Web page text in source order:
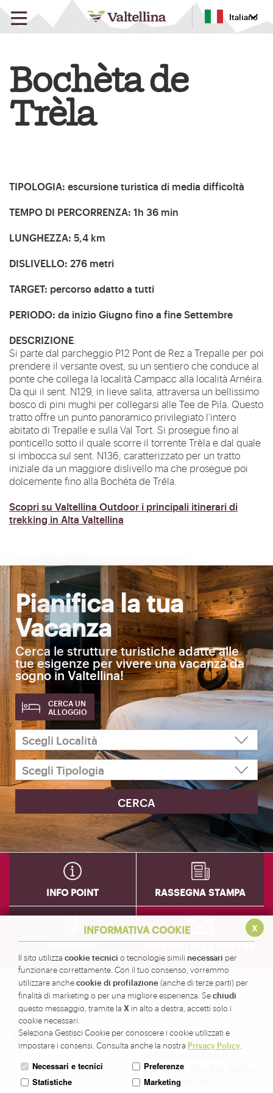
x
INFORMATIVA COOKIE
Il sito utilizza cookie tecnici o tecnologie simili necessari per
funzionare correttamente. Con il tuo consenso, vorremmo
utilizzare anchecookie di profilazione (anche di terze parti) per
finalità di marketing o per una migliore esperienza. Sechiudi
questo messaggio, tramite la X in alto a destra, accetti solo i
cookie necessari.
Seleziona Gestisci Cookie per conoscere i cookie utilizzati e
impostare i consensi. Consulta anche la nostra Privacy Policy
Necessari e tecnici
Preferenze
Statistiche
Marketing
Italiano
Bochèta de
Trèla
TIPOLOGIA: escursione turistica di media difficoltà
TEMPO DI PERCORRENZA: 1h 36 min
LUNGHEZZA: 5,4 km
DISLIVELLO: 276 metri
TARGET: percorso adatto a tutti
PERIODO: da inizio Giugno fino a fine Settembre
DESCRIZIONE:
Si parte dal parcheggio P12 Pont de Rez a Trepalle per poi
prendere il versante ovest, su un sentiero che conduce al
ponte che collega la località Campacc alla località Arnéira.
Da qui il sent. N129, in lieve salita, attraversa un bellissimo
bosco di pini mughi per collegarsi alle Tee de Pila. Questo
tratto offre un punto panoramico privilegiato l’intero
abitato di Trepalle e sulla Val Tort. Si prosegue fino al
ponticello sotto il quale scorre il torrente Trèla e dal quale
si imbocca sul sent. N136, caratterizzato per un tratto
iniziale da un maggiore dislivello ma che prosegue poi
dolcemente fino alla Bochéta de Tréla.
Scopri su Valtellina Outdoor i principali itinerari di
trekking in Alta Valtellina
Pianifica la tua
Vacanza
Cerca le strutture turistiche adatte alle
tue esigenze per vivere una vacanza da
sogno in Valtellina!
CERCA UN
ALLOGGIO
INFO POINT RASSEGNA STAMPA
BROCHURE ISCRIVITI ALLA NOSTRA
NEWSLETTER
Amministrazione
Provinciale di Sondrio -
Servizio Turismo
Corso XXV Aprile, 22 -
23100 Sondrio -
info@valtellina.it-
Privacy-
Accessibilità